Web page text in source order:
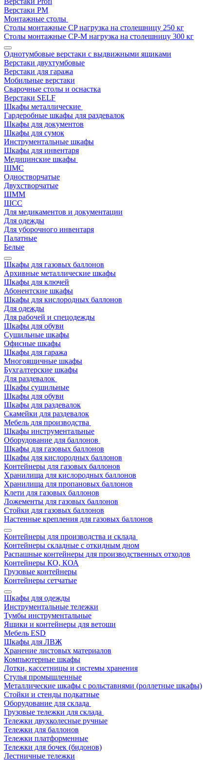
Верстаки РМ
Монтажные столы
Столы монтажные СP нагрузка на столешницу 250 кг
Столы монтажные СР-М нагрузка на столешницу 300 кг
Однотумбовые верстаки с выдвижными ящиками
Верстаки двухтумбовые
Верстаки для гаража
Мобильные верстаки
Сварочные столы и оснастка
Верстаки SELF
Шкафы металлические
Гардеробные шкафы для раздевалок
Шкафы для документов
Шкафы для сумок
Инструментальные шкафы
Шкафы для инвентаря
Медицинские шкафы
ШМС
Одностворчатые
Двухстворчатые
ШММ
ШСС
Для медикаментов и документации
Для одежды
Для уборочного инвентаря
Палатные
Белые
Шкафы для газовых баллонов
Архивные металлические шкафы
Шкафы для ключей
Абонентские шкафы
Шкафы для кислородных баллонов
Для одежды
Для рабочей и спецодежды
Шкафы для обуви
Сушильные шкафы
Офисные шкафы
Шкафы для гаража
Многоящичные шкафы
Бухгалтерские шкафы
Для раздевалок
Шкафы сушильные
Шкафы для обуви
Шкафы для раздевалок
Скамейки для раздевалок
Мебель для производства
Шкафы инструментальные
Оборудование для баллонов
Шкафы для газовых баллонов
Шкафы для кислородных баллонов
Контейнеры для газовых баллонов
Хранилища для кислородных баллонов
Хранилища для пропановых баллонов
Клети для газовых баллонов
Ложементы для газовых баллонов
Стойки для газовых баллонов
Настенные крепления для газовых баллонов
Контейнеры для производства и склада
Контейнеры складные с откидным дном
Распашные контейнеры для производственных отходов
Контейнеры КО, КОА
Грузовые контейнеры
Контейнеры сетчатые
Шкафы для одежды
Инструментальные тележки
Тумбы инструментальные
Ящики и контейнеры для ветоши
Мебель ESD
Шкафы для ЛВЖ
Хранение листовых материалов
Компьютерные шкафы
Лотки, кассетницы и системы хранения
Стулья промышленные
Металлические шкафы с рольставнями (роллетные шкафы)
Стойки и стенды подкатные
Оборудование для склада
Грузовые тележки для склада
Тележки двухколесные ручные
Тележки для баллонов
Тележки платформенные
Тележки для бочек (бидонов)
Лестничные тележки